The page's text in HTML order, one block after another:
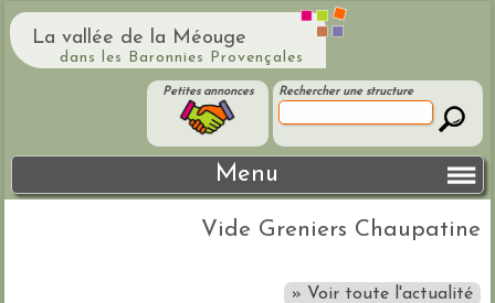
La vallée de la Méouge
dans les Baronnies Provençales
Rechercher une structure
Petites annonces
Menu
Vide Greniers Chaupatine
» Voir toute l'actualité